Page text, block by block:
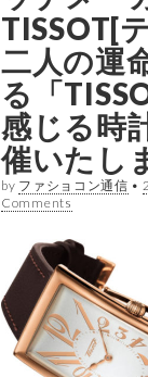
TISSOT[
二人の運
る「
感じる時
催いたし
by ファショコン通信 •
Comments